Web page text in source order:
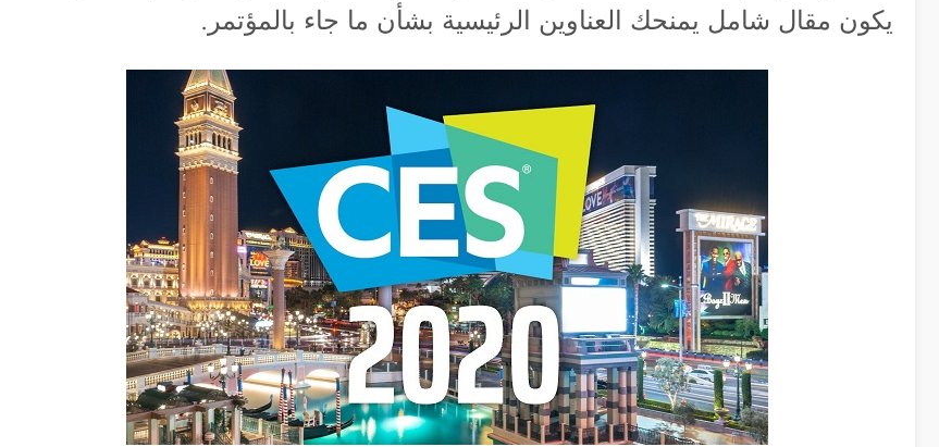
يكون مقال شامل يمنحك العناوين الرئيسية بشأن ما جاء بالمؤتمر.